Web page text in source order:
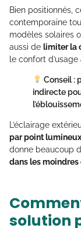
Bien positionnés,
contemporaine
modèles solaires
aussi de limiter la
le confort
Conseil :
indirecte
L’éclairage
par point lumineux
donne beaucoup
dans les
solution